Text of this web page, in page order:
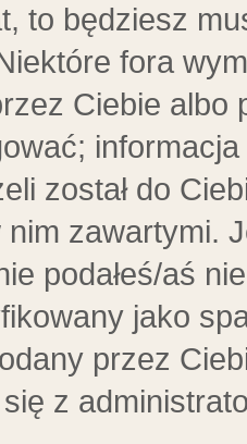
to będziesz
fora
Ciebie albo
został do
zawartymi.
podałeś/aś
jako
przez
z